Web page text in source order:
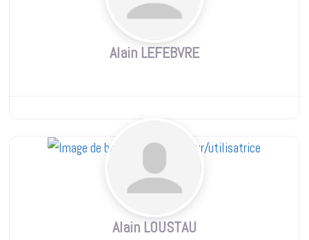
Alain LEFEBVRE
Alain LOUSTAU